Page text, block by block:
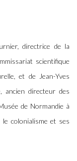
directrice de la
scientifique
et de Jean-Yves
ancien directeur des
de Normandie à
colonialisme et ses